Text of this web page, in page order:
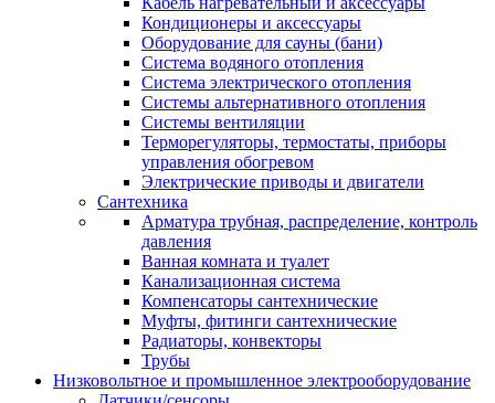
Кондиционеры и аксессуары
Оборудование для сауны (бани)
Система водяного отопления
Система электрического отопления
Системы альтернативного отопления
Системы вентиляции
Терморегуляторы, термостаты, приборы
управления обогревом
Электрические приводы и двигатели
Сантехника
Арматура трубная, распределение, контроль
давления
Ванная комната и туалет
Канализационная система
Компенсаторы сантехнические
Муфты, фитинги сантехнические
Радиаторы, конвекторы
Трубы
Низковольтное и промышленное электрооборудование